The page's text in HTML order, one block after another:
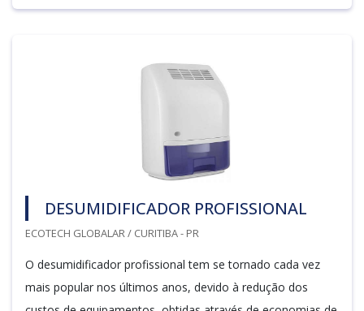
DESUMIDIFICADOR PROFISSIONAL
ECOTECH GLOBALAR / CURITIBA - PR
O desumidificador profissional tem se tornado cada vez
mais popular nos últimos anos, devido à redução dos